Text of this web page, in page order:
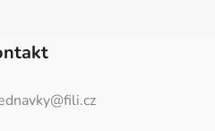
@fili.cz